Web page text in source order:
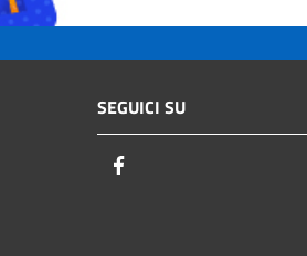
SEGUICI SU